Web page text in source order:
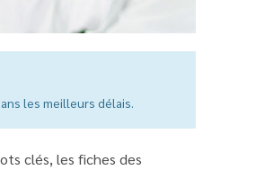
les meilleurs délais.
clés, les fiches des